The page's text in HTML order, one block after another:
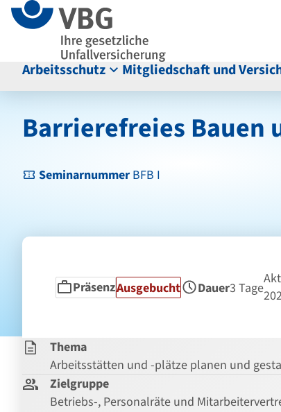
Seitenanfang
zum
Inhalt
zur
Navigation
Fußbereich
Arbeitsschutz Mitgliedschaft und
Barrierefreies Bauen
Seminarnummer BFB I
Seminarform
PräsenzStatus
Ausgebucht Dauer3 Tage
Thema
Arbeitsstätten und -plätze planen und
Zielgruppe
Betriebs-, Personalräte und